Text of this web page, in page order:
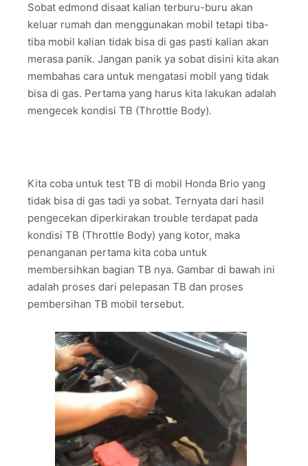
Sobat edmond disaat kalian terburu-buru akan
keluar rumah dan menggunakan mobil tetapi tiba-
tiba mobil kalian tidak bisa di gas pasti kalian akan
merasa panik. Jangan panik ya sobat disini kita akan
membahas cara untuk mengatasi mobil yang tidak
bisa di gas. Pertama yang harus kita lakukan adalah
mengecek kondisi TB (Throttle Body).
Kita coba untuk test TB di mobil Honda Brio yang
tidak bisa di gas tadi ya sobat. Ternyata dari hasil
pengecekan diperkirakan trouble terdapat pada
kondisi TB (Throttle Body) yang kotor, maka
penanganan pertama kita coba untuk
membersihkan bagian TB nya. Gambar di bawah ini
adalah proses dari pelepasan TB dan proses
pembersihan TB mobil tersebut.